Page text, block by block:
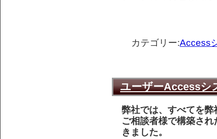
カテゴリー:Access
ユーザーAccessシ
弊社では、すべてを
ご相談者様で構築さ
きました。